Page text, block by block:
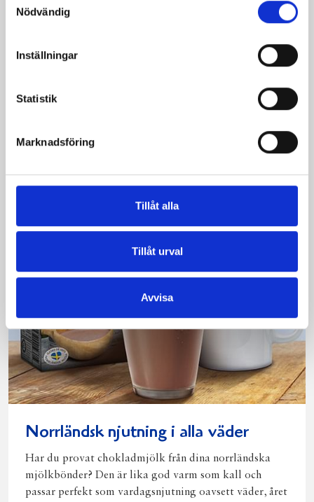
Nödvändig
Inställningar
Statistik
Marknadsföring
Tillåt alla
Tillåt urval
Avvisa
Bäst i test: Norrmejeriers laktosfria
Vi kan stolt konstatera att vår laktosfria Mellanmjölk
är bäst i smaktest när norrlänningarna sagt sitt. Fler än
200 norrlänningar fick deltog vid provsmakningen. Vår
Läs mer
Norrländsk njutning i alla väder
Har du provat chokladmjölk från dina norrländska
mjölkbönder? Den är lika god varm som kall och
passar perfekt som vardagsnjutning oavsett väder, året